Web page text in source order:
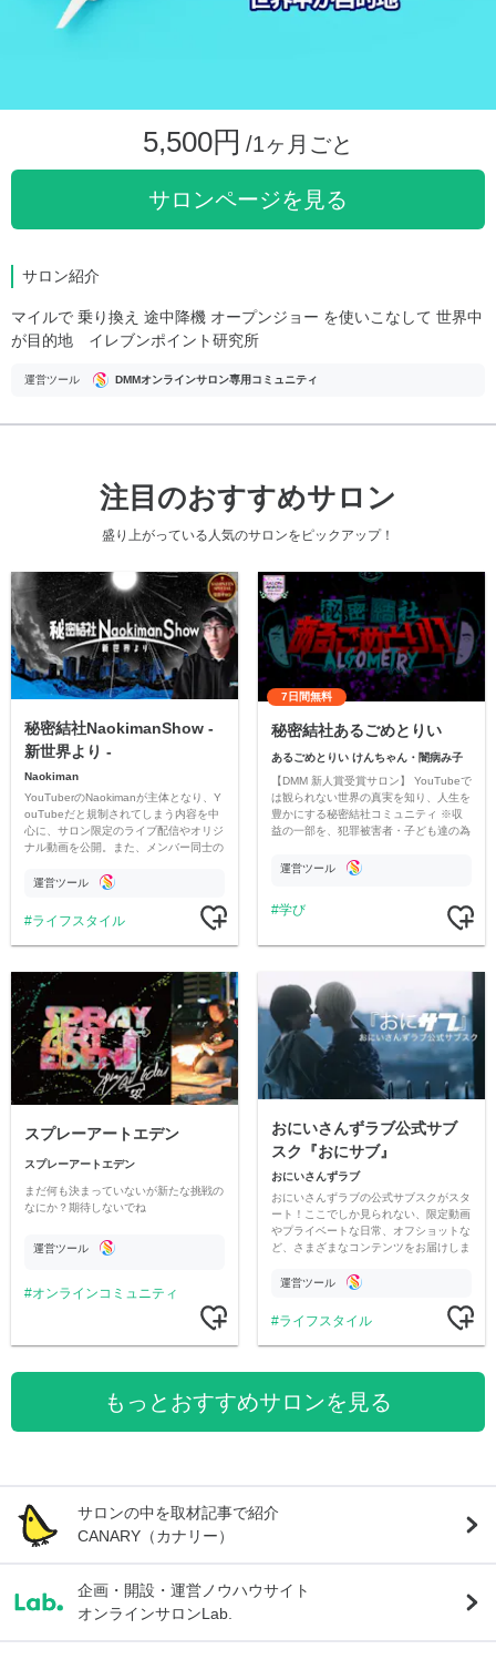
5,500円 /1ヶ月ごと
サロンページを見る
サロン紹介
マイルで 乗り換え 途中降機 オープンジョー を使いこなして 世界中
が目的地 イレブンポイント研究所
運営ツール DMMオンラインサロン専用コミュニティ
注目のおすすめサロン
盛り上がっている人気のサロンをピックアップ！
秘密結社NaokimanShow -
新世界より -
Naokiman
YouTuberのNaokimanが主体となり、Y
ouTubeだと規制されてしまう内容を中
心に、サロン限定のライブ配信やオリジ
ナル動画を公開。また、メンバー同士の
ただいています。
運営ツール
ライフスタイル
7日間無料
秘密結社あるごめとりい
あるごめとりい けんちゃん・闇病み子
【DMM 新人賞受賞サロン】 YouTubeで
は観られない世界の真実を知り、人生を
豊かにする秘密結社コミュニティ ※収
益の一部を、犯罪被害者・子ども達の為
す運営ツール
学び
スプレーアートエデン
スプレーアートエデン
まだ何も決まっていないが新たな挑戦の
なにか？期待しないでね
運営ツール
オンラインコミュニティ
おにいさんずラブ公式サブ
スク『おにサブ』
おにいさんずラブ
おにいさんずラブの公式サブスクがスタ
ート！ここでしか見られない、限定動画
やプライベートな日常、オフショットな
ど、さまざまなコンテンツをお届けしま
運営ツール
ライフスタイル
もっとおすすめサロンを見る
サロンの中を取材記事で紹介
CANARY（カナリー）
企画・開設・運営ノウハウサイト
オンラインサロンLab.